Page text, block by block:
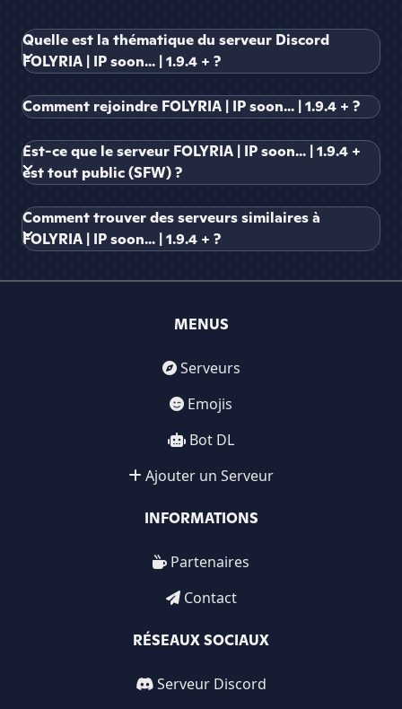
Quelle est la thématique du serveur Discord
FOLYRIA | IP soon... | 1.9.4 + ?
Comment rejoindre FOLYRIA | IP soon... | 1.9.4 + ?
Est-ce que le serveur FOLYRIA | IP soon... | 1.9.4 +
est tout public (SFW) ?
Comment trouver des serveurs similaires à
FOLYRIA | IP soon... | 1.9.4 + ?
MENUS
Serveurs
Emojis
Bot DL
Ajouter un Serveur
INFORMATIONS
Partenaires
Contact
RÉSEAUX SOCIAUX
Serveur Discord